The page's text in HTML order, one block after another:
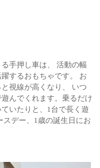
手押し車は、
活動の幅
するおもちゃです。
お
視線が高くなり、
いつ
んでくれます。 乗るだけ
いたりと、1台で長く遊
スデー、1歳の誕生日にお